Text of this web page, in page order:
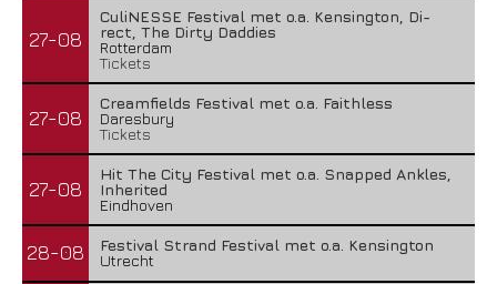
27-08
CuliNESSE Festival met o.a. Kensington, Di-
rect, The Dirty Daddies
Rotterdam
Tickets
27-08
Creamfields Festival met o.a. Faithless
Daresbury
Tickets
27-08
Hit The City Festival met o.a. Snapped Ankles,
Inherited
Eindhoven
28-08
Festival Strand Festival met o.a. Kensington
Utrecht